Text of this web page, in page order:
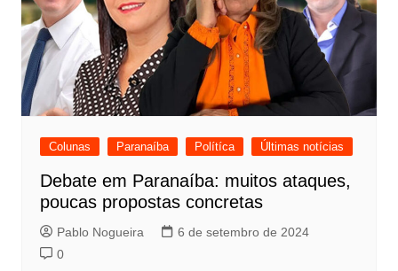
Colunas Paranaíba Polítíca Últimas notícias
Debate em Paranaíba: muitos ataques,
poucas propostas concretas
Pablo Nogueira
6 de setembro de 2024
0